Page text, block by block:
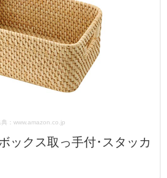
典：www.amazon.co.jp
ックス取っ手付･スタッカ